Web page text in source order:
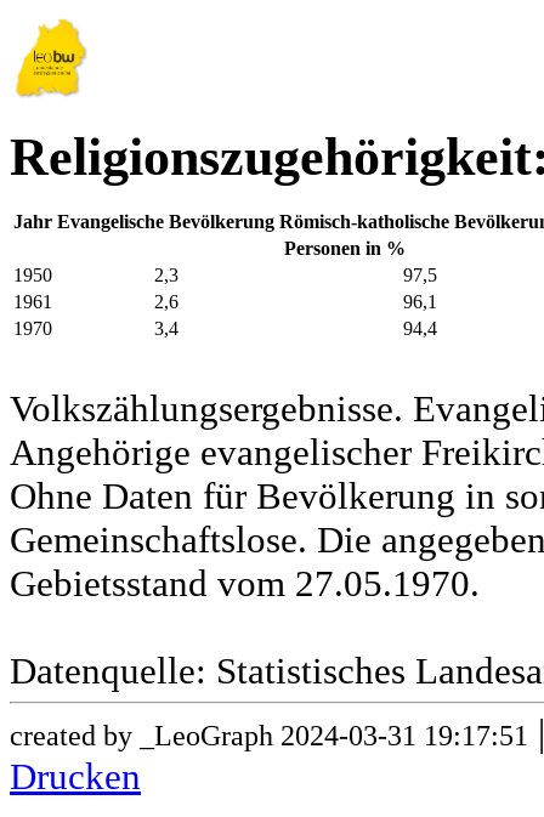
Jahr Evangelische Bevölkerung Römisch-katholische
Personen in %
1950
2,3
97,5
1961
2,6
96,1
1970
3,4 94,4
Volkszählungsergebnisse.
Angehörige evangelischer
Ohne Daten für Bevölkerung in
Gemeinschaftslose. Die
Gebietsstand vom 27.05.1970.
Datenquelle: Statistisches
created by _LeoGraph 2024-03-31 19:17:51
Drucken